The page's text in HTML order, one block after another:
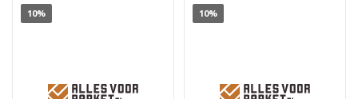
10% 10%